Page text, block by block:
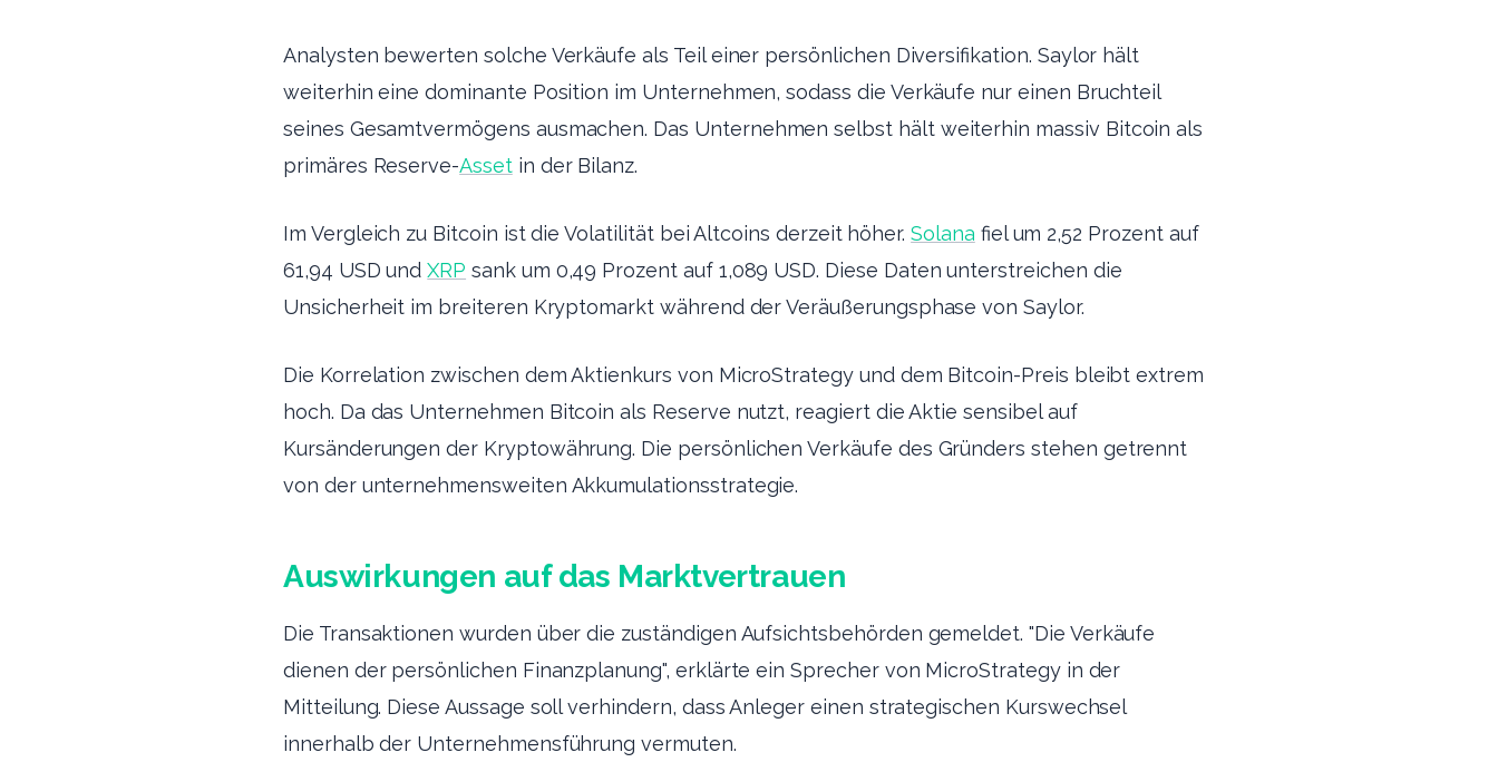
Analysten bewerten solche Verkäufe als Teil einer persönlichen Diversifikation. Saylor hält
weiterhin eine dominante Position im Unternehmen, sodass die Verkäufe nur einen Bruchteil
seines Gesamtvermögens ausmachen. Das Unternehmen selbst hält weiterhin massiv Bitcoin als
primäres Reserve-Assetin der Bilanz.
Im Vergleich zu Bitcoin ist die Volatilität bei Altcoins derzeit höher.Solana fiel um 2,52 Prozent auf
61,94 USD undXRP sank um 0,49 Prozent auf 1,089 USD. Diese Daten unterstreichen die
Unsicherheit im breiteren Kryptomarkt während der Veräußerungsphase von Saylor.
Die Korrelation zwischen dem Aktienkurs von MicroStrategy und dem Bitcoin-Preis bleibt extrem
hoch. Da das Unternehmen Bitcoin als Reserve nutzt, reagiert die Aktie sensibel auf
Kursänderungen der Kryptowährung. Die persönlichen Verkäufe des Gründers stehen getrennt
von der unternehmensweiten Akkumulationsstrategie.
Auswirkungen auf das Marktvertrauen
Die Transaktionen wurden über die zuständigen Aufsichtsbehörden gemeldet. "Die Verkäufe
dienen der persönlichen Finanzplanung", erklärte ein Sprecher von MicroStrategy in der
Mitteilung. Diese Aussage soll verhindern, dass Anleger einen strategischen Kurswechsel
innerhalb der Unternehmensführung vermuten.